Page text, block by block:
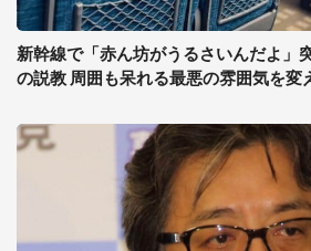
新幹線で「赤ん坊がうるさいんだよ」
の説教 周囲も呆れる最悪の雰囲気を変